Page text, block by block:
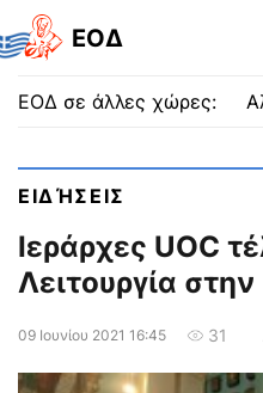
EOΔ
ΕΟΔ σε άλλες χώρες:
ΕΙΔΉΣΕΙΣ
Ιεράρχες UOC
Λειτουργία
09 Ιουνίου 2021 16:45 31